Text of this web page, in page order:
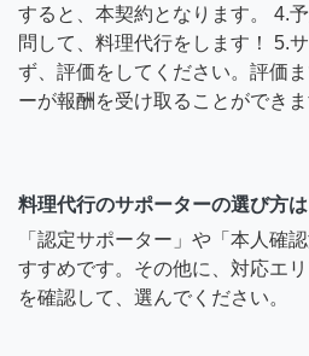
すると、本契約となります。 4.
問して、料理代行をします！ 5.
ず、評価をしてください。評価
ーが報酬を受け取ることができま
料理代行のサポーターの選び方は
「認定サポーター」や「本人確
すすめです。その他に、対応エ
を確認して、選んでください。